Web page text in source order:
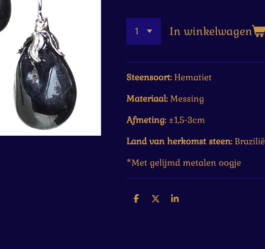
In winkelwagen
Steensoort:Hematiet
Materiaal:Messing
Afmeting:±1,5-3cm
Land van herkomst steen:Brazilië
*Met gelijmd metalen oogje
D
D
S